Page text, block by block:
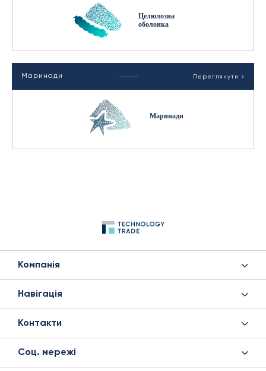
Целюлозна
оболонка
Маринади Переглянути
Маринади
Компанія
Навігація
Контакти
Соц. мережі